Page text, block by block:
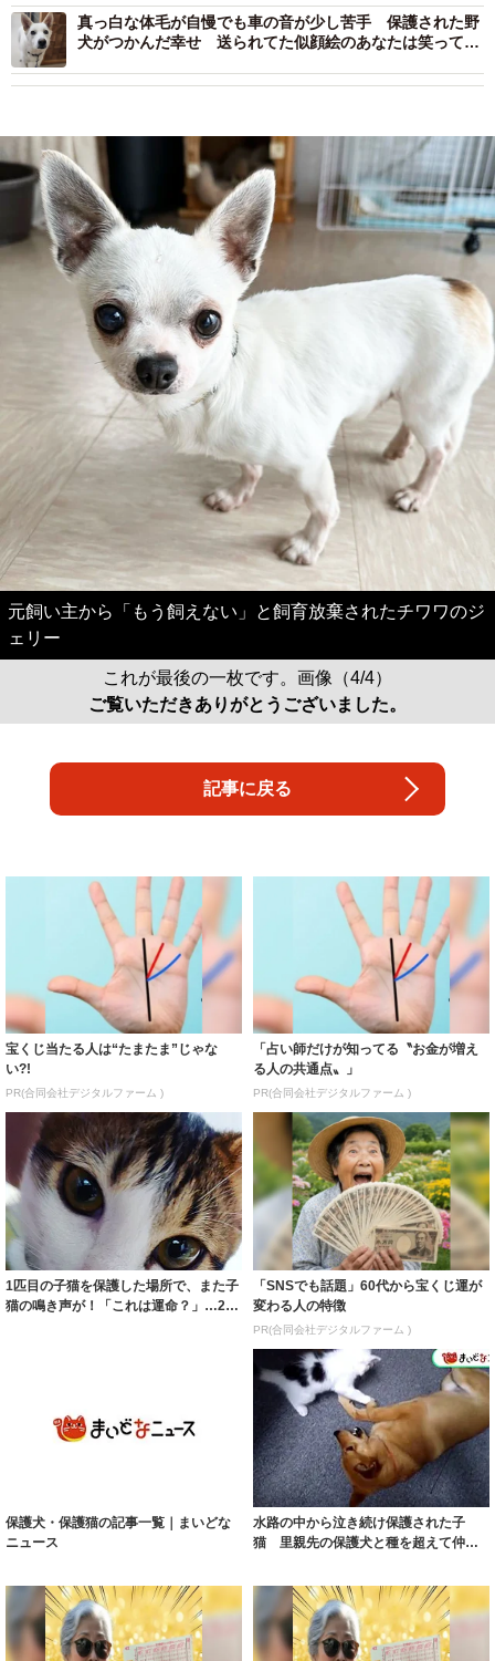
真っ白な体毛が自慢でも車の音が少し苦手 保護された野
犬がつかんだ幸せ 送られてた似顔絵のあなたは笑ってる
元飼い主から「もう飼えない」と飼育放棄されたチワワのジ
ェリー
これが最後の一枚です。画像（4/4）
ご覧いただきありがとうございました。
記事に戻る
宝くじ当たる人は“たまたま”じゃな
い?!
PR(合同会社デジタルファーム )
「占い師だけが知ってる〝お金が増え
る人の共通点〟」
PR(合同会社デジタルファーム )
1匹目の子猫を保護した場所で、また子
猫の鳴き声が！「これは運命？」…2匹
「SNSでも話題」60代から宝くじ運が
変わる人の特徴
PR(合同会社デジタルファーム )
保護犬・保護猫の記事一覧｜まいどな
ニュース
水路の中から泣き続け保護された子
猫 里親先の保護犬と種を超えて仲良